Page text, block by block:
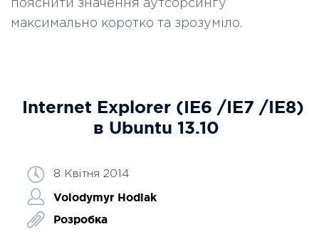
пояснити значення аутсорсингу
максимально коротко та зрозуміло.
Internet Explorer (IE6 /IE7 /IE8)
в Ubuntu 13.10
8 Квітня 2014
Volodymyr Hodiak
Розробка